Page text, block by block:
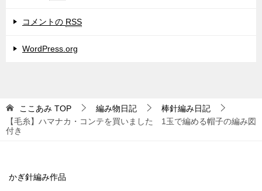
コメントの RSS
WordPress.org
ここあみ TOP 編み物日記
棒針編み日記
【毛糸】ハマナカ・コンテを買いました 1玉で編める帽子の編み図
付き
かぎ針編み作品